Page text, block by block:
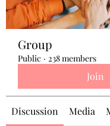
Group
Public · 238 members
Join
Discussion Media